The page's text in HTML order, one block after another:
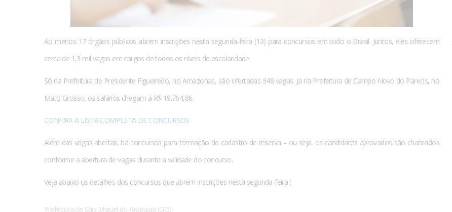
Ao menos 17 órgãos públicos abrem inscrições nesta segunda-feira (13) para concursos em todo o Brasil. Juntos, eles oferecem
cerca de 1,3 mil vagas em cargos de todos os níveis de escolaridade.
Só na Prefeitura de Presidente Figueiredo, no Amazonas, são ofertadas 348 vagas. Já na Prefeitura de Campo Novo do Parecis, no
Mato Grosso, os salários chegam a R$ 19.764,86.
CONFIRA A LISTA COMPLETA DE CONCURSOS
Além das vagas abertas, há concursos para formação de cadastro de reserva – ou seja, os candidatos aprovados são chamados
conforme a abertura de vagas durante a validade do concurso.
Veja abaixo os detalhes dos concursos que abrem inscrições nesta segunda-feira :
Prefeitura de São Miguel do Araguaia (GO)